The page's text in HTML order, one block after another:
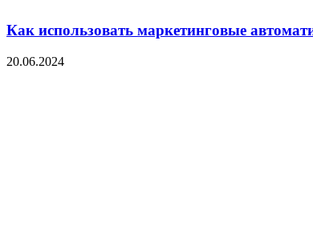
Как использовать маркетинговые
20.06.2024